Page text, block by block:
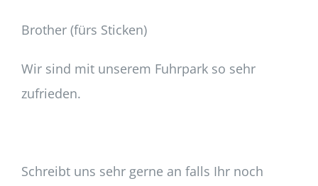
Brother (fürs Sticken)
Wir sind mit unserem Fuhrpark so sehr
zufrieden.
Schreibt uns sehr gerne an falls Ihr noch